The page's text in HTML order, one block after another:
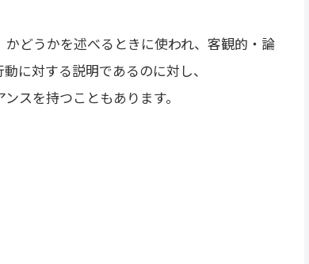
どうかを述べるときに使われ、客観的・論
に対する説明であるのに対し、
スを持つこともあります。